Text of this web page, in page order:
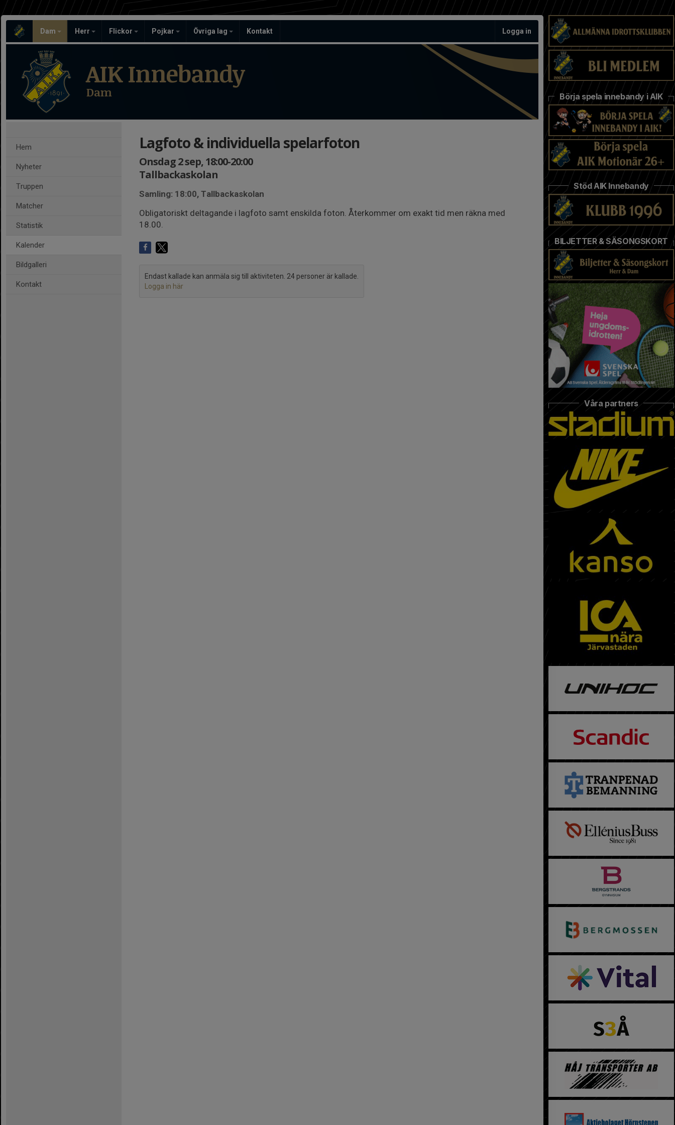
Dam Herr Flickor Pojkar Övriga lag Kontakt Logga in
AIK Innebandy
Dam
Hem
Nyheter
Truppen
Matcher
Statistik
Kalender
Bildgalleri
Kontakt
Lagfoto & individuella spelarfoton
Onsdag 2 sep, 18:00-20:00
Tallbackaskolan
Samling: 18:00, Tallbackaskolan
Obligatoriskt deltagande i lagfoto samt enskilda foton. Återkommer om exakt tid men räkna med
18.00.
Endast kallade kan anmäla sig till aktiviteten. 24 personer är kallade.
Logga in här
Börja spela innebandy i AIK
Stöd AIK Innebandy
BILJETTER & SÄSONGSKORT
Våra partners